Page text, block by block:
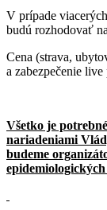
V prípade
budú rozhodovať
Cena (strava,
a zabezpečenie
Všetko je
nariadeniami
budeme